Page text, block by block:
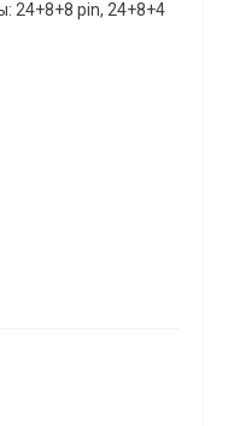
24+8+8 pin, 24+8+4